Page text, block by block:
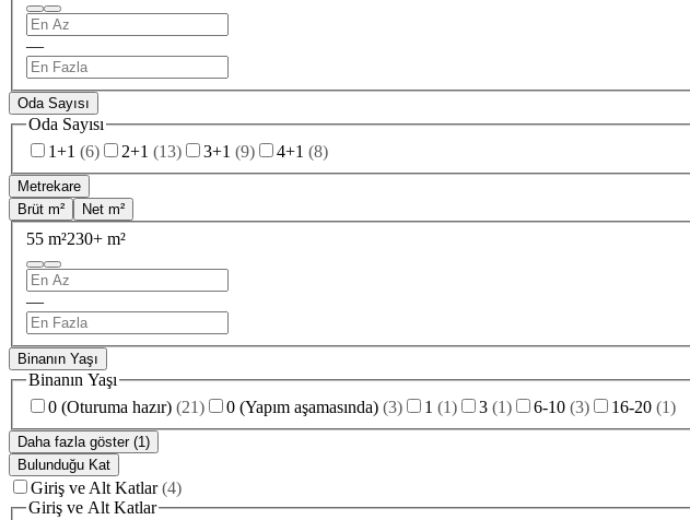
—
Oda Sayısı
Oda Sayısı
1+1 (6) 2+1 (13) 3+1 (9) 4+1 (8)
Metrekare
Brüt m²
Net m²
55 m²230+ m²
—
Binanın Yaşı
Binanın Yaşı
0 (Oturuma hazır) (21) 0 (Yapım aşamasında) (3) 1 (1) 3 (1) 6-10 (3) 16-20 (1)
Daha fazla göster (1)
Bulunduğu Kat
Giriş ve Alt Katlar (4)
Giriş ve Alt Katlar